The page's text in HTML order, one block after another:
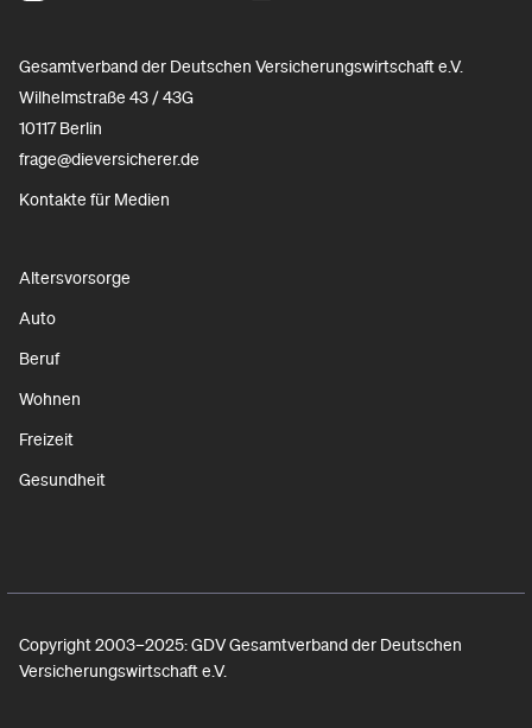
Gesamtverband der Deutschen Versicherungswirtschaft e.V.
Wilhelmstraße 43 / 43G
10117 Berlin
frage@dieversicherer.de
Kontakte für Medien
Altersvorsorge
Auto
Beruf
Wohnen
Freizeit
Gesundheit
Copyright 2003–2025: GDV Gesamtverband der Deutschen
Versicherungswirtschaft e.V.